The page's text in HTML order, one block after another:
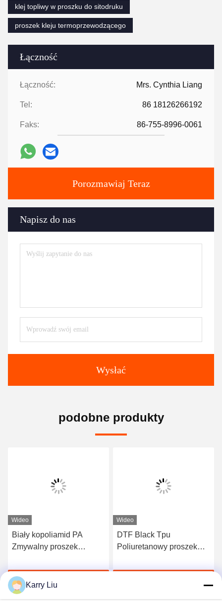
Łączność
Łączność: Mrs. Cynthia Liang
Tel: 86 18126266192
Faks: 86-755-8996-0061
Porozmawiaj Teraz
Napisz do nas
Wysłać
klej topliwy w proszku do sitodruku
proszek kleju termoprzewodzącego
podobne produkty
Wideo
Biały kopoliamid PA
Zmywalny proszek
drukowania
termotransferowego
Porozmawiaj Teraz
Wideo
DTF Black Tpu
Poliuretanowy proszek
drukowania
Karry Liu